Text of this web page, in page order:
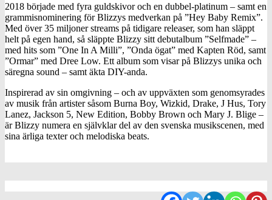
2018 började med fyra guldskivor och en dubbel-platinum – samt en
grammisnominering för Blizzys medverkan på ”Hey Baby Remix”.
Med över 35 miljoner streams på tidigare releaser, som han släppt
helt på egen hand, så släppte Blizzy sitt debutalbum ”Selfmade” –
med hits som ”One In A Milli”, ”Onda ögat” med Kapten Röd, samt
”Ormar” med Dree Low. Ett album som visar på Blizzys unika och
säregna sound – samt äkta DIY-anda.
Inspirerad av sin omgivning – och av uppväxten som genomsyrades
av musik från artister såsom Burna Boy, Wizkid, Drake, J Hus, Tory
Lanez, Jackson 5, New Edition, Bobby Brown och Mary J. Blige –
är Blizzy numera en självklar del av den svenska musikscenen, med
sina ärliga texter och melodiska beats.